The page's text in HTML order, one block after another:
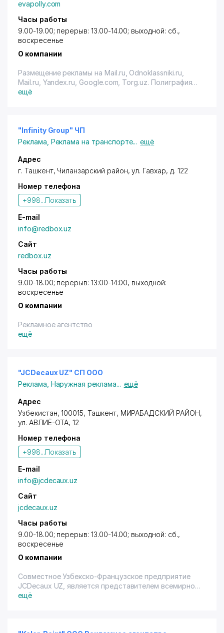
evapolly.com
Часы работы
9.00-19.00; перерыв: 13.00-14.00; выходной: сб.,
воскресенье
О компании
Размещение рекламы на Mail.ru, Odnoklassniki.ru,
Mail.ru, Yandex.ru, Google.com, Torg.uz. Полиграфия
(постеры, буклеты, каталоги, книги, флаеры,
маркетинг, брендинг. Размещение наружной
рекламы (биллборды, призматроны, светодиодные
экраны, сити форматы, брэндмауэры, световые
короба, вывески, растяжки, объемные буквы,
печать на банере, печать на оракале. Реклама в
прессе, на радио и ТВ. Сувенирная продукция.
Разработка и продвижение вэб сайтов.
ещё
"Infinity Group" ЧП
Реклама Реклама на транспорте... ещё
Адрес
г. Ташкент, Чиланзарский район,ул. Гавхар, д. 122
Номер телефона
+998...Показать
E-mail
info@redbox.uz
Сайт
redbox.uz
Часы работы
9.00-18.00; перерыв: 13:00-14:00, выходной:
воскресенье
О компании
Рекламное агентство
ещё
"JCDecaux UZ" СП ООО
Реклама Наружная реклама... ещё
Адрес
Узбекистан, 100015, Ташкент, МИРАБАДСКИЙ РАЙОН,
ул. АВЛИЁ-ОТА, 12
Номер телефона
+998...Показать
E-mail
info@jcdecaux.uz
Сайт
jcdecaux.uz
Часы работы
9.00-18.00; перерыв: 13.00-14.00; выходной: сб.,
воскресенье
О компании
Совместное Узбекско-Французское предприятие
JCDecaux UZ, является представителем всемирно
известного рекламного агентства JCDecaux.
ещё